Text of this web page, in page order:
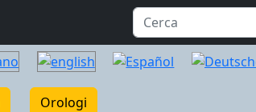
Orologi